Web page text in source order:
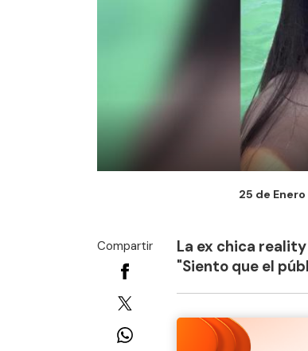
25 de
Compartir
La ex chica
"Siento que el